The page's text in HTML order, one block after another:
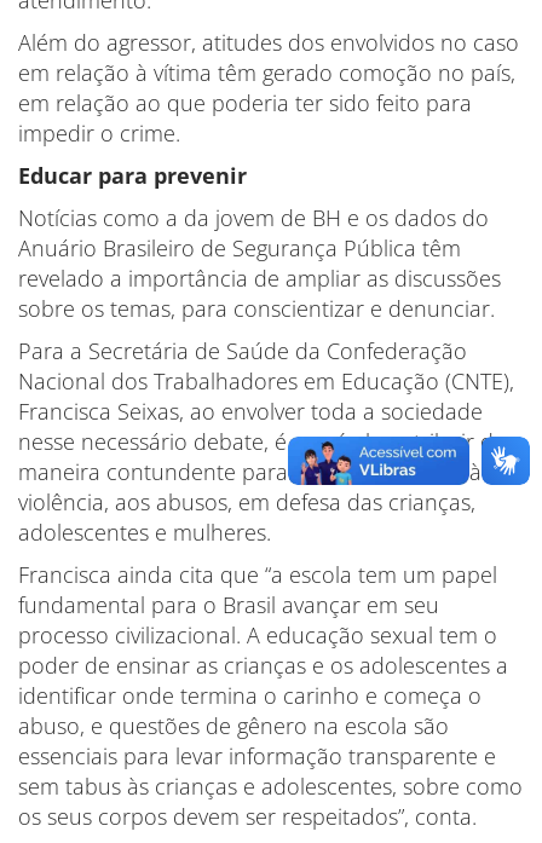
Além do agressor, atitudes dos envolvidos no caso
em relação à vítima têm gerado comoção no país,
em relação ao que poderia ter sido feito para
impedir o crime.
Educar para prevenir
Notícias como a da jovem de BH e os dados do
Anuário Brasileiro de Segurança Pública têm
revelado a importância de ampliar as discussões
sobre os temas, para conscientizar e denunciar.
Para a Secretária de Saúde da Confederação
Nacional dos Trabalhadores em Educação (CNTE),
Francisca Seixas, ao envolver toda a sociedade
nesse necessário debate, é possível contribuir de
maneira contundente para o enfrentamento à
violência, aos abusos, em defesa das crianças,
adolescentes e mulheres.
Francisca ainda cita que “a escola tem um papel
fundamental para o Brasil avançar em seu
processo civilizacional. A educação sexual tem o
poder de ensinar as crianças e os adolescentes a
identificar onde termina o carinho e começa o
abuso, e questões de gênero na escola são
essenciais para levar informação transparente e
sem tabus às crianças e adolescentes, sobre como
os seus corpos devem ser respeitados”, conta.